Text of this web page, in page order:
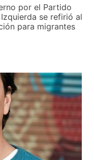
por el Partido
se refirió al
para migrantes